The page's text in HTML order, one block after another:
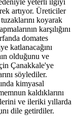
yeterli ilgiyi
artıyor. Üreticiler
koyarak
karşılığını
domates
katlanacağını
olduğunu ve
Çanakkale'ye
söylediler.
kimyasal
kaldıklarını
ve ileriki yıllarda
dile getirdiler.